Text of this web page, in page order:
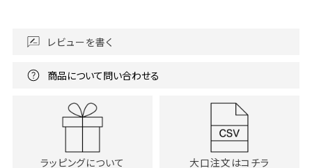
レビューを書く
商品について問い合わせる
ラッピングについて 大口注文はコチラ